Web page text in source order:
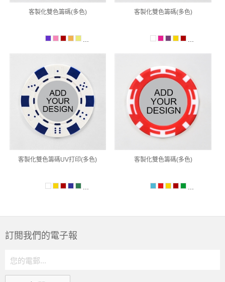
客製化雙色籌碼(多色) 客製化雙色籌碼(多色)
客製化雙色籌碼UV打印(多色) 客製化雙色籌碼(多色)
訂閲我們的電子報